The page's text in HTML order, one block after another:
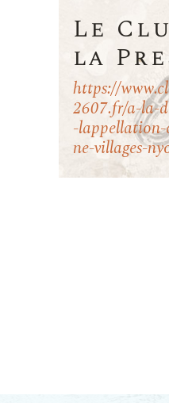
Le
la
https://
2607.fr/a-la-
-
ne-villages-